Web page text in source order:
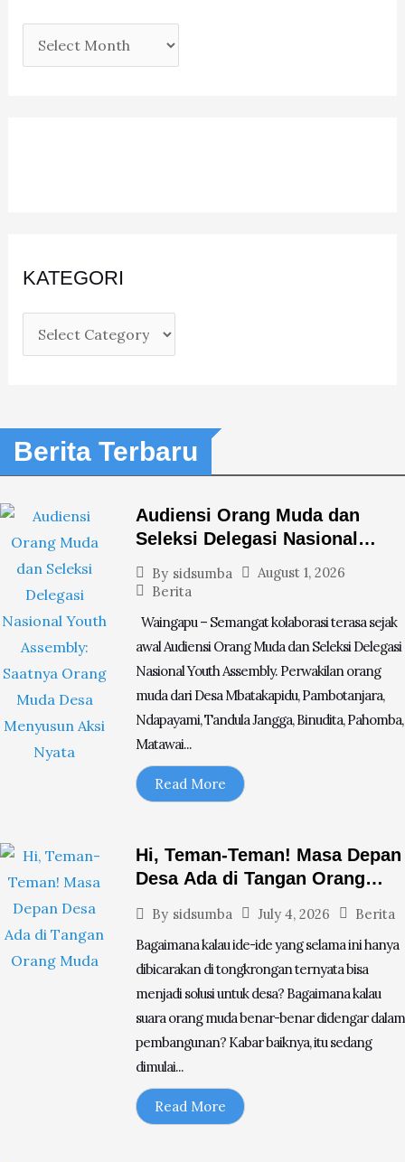
KATEGORI
Berita Terbaru
Audiensi Orang Muda dan
Seleksi Delegasi Nasional
Youth Assembly: Saatnya
Orang Muda Desa Menyusun
By sidsumba
August 1, 2026
Berita
Waingapu – Semangat kolaborasi terasa sejak
awal Audiensi Orang Muda dan Seleksi Delegasi
Nasional Youth Assembly. Perwakilan orang
muda dari Desa Mbatakapidu, Pambotanjara,
Ndapayami, Tandula Jangga, Binudita, Pahomba,
Matawai...
Read More
Hi, Teman-Teman! Masa Depan
Desa Ada di Tangan Orang
By sidsumba July 4, 2026
Berita
Bagaimana kalau ide-ide yang selama ini hanya
dibicarakan di tongkrongan ternyata bisa
menjadi solusi untuk desa? Bagaimana kalau
suara orang muda benar-benar didengar dalam
pembangunan? Kabar baiknya, itu sedang
dimulai...
Read More